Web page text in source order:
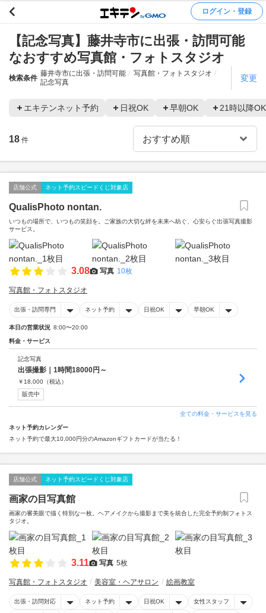
ログイン・登録
【記念写真】藤井寺市に出張・訪問可能
なおすすめ写真館・フォトスタジオ
検索条件
藤井寺市に出張・訪問可能
写真館・フォトスタジオ
記念写真
変更
エキテンネット予約 日祝OK 早朝OK 21時以降OK
18 件
店舗公式 ネット予約スピードくじ対象店
QualisPhoto nontan.
いつもの場所で、いつもの笑顔を。ご家族の大切な絆を未来へ紡ぐ、心安らぐ出張写真撮影
サービス。
3.08 写真 10枚
写真館・フォトスタジオ
出張・訪問専門 ネット予約 日祝OK 早朝OK
本日の営業状況 8:00〜20:00
料金・サービス
記念写真
出張撮影｜1時間18000円～
￥ 18,000 （税込）
販売中
全ての料金・サービスを見る
ネット予約カレンダー
ネット予約で最大10,000円分のAmazonギフトカードが当たる！
店舗公式 ネット予約スピードくじ対象店
画家の目写真館
画家の審美眼で描く特別な一枚。ヘアメイクから撮影まで美を統合した完全予約制フォトス
タジオ。
3.11 写真 5枚
写真館・フォトスタジオ 美容室・ヘアサロン 絵画教室
出張・訪問対応 ネット予約 日祝OK 女性スタッフ